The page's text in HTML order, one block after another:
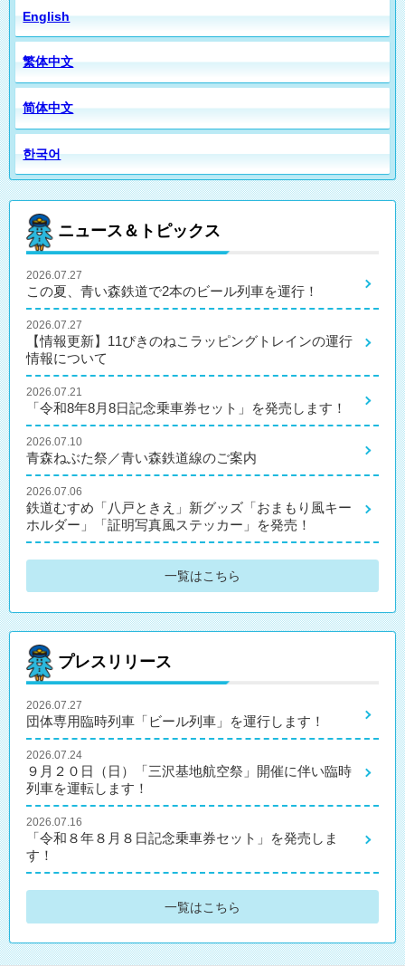
English
繁体中文
简体中文
한국어
ニュース＆トピックス
2026.07.27
この夏、青い森鉄道で2本のビール列車を運行！
2026.07.27
【情報更新】11ぴきのねこラッピングトレインの運行
情報について
2026.07.21
「令和8年8月8日記念乗車券セット」を発売します！
2026.07.10
青森ねぶた祭／青い森鉄道線のご案内
2026.07.06
鉄道むすめ「八戸ときえ」新グッズ「おまもり風キー
ホルダー」「証明写真風ステッカー」を発売！
一覧はこちら
プレスリリース
2026.07.27
団体専用臨時列車「ビール列車」を運行します！
2026.07.24
９月２０日（日）「三沢基地航空祭」開催に伴い臨時
列車を運転します！
2026.07.16
「令和８年８月８日記念乗車券セット」を発売しま
す！
一覧はこちら